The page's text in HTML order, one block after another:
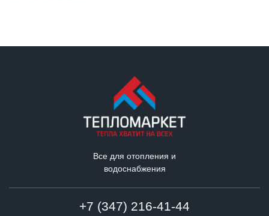
Все для отопления и
водоснабжения
+7 (347) 216-41-44